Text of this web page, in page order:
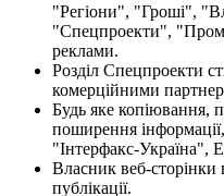
"Регіони", "Гроші",
"Спецпроекти",
реклами.
Розділ Спецпроекти
комерційними
Будь яке копіювання,
поширення
"Інтерфакс-Україна",
Власник веб-сторінки
публікації.